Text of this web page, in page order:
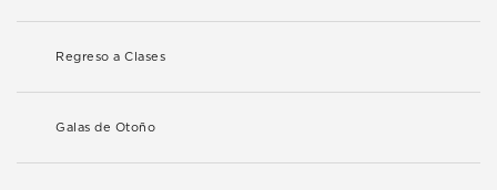
Regreso a Clases
Galas de Otoño